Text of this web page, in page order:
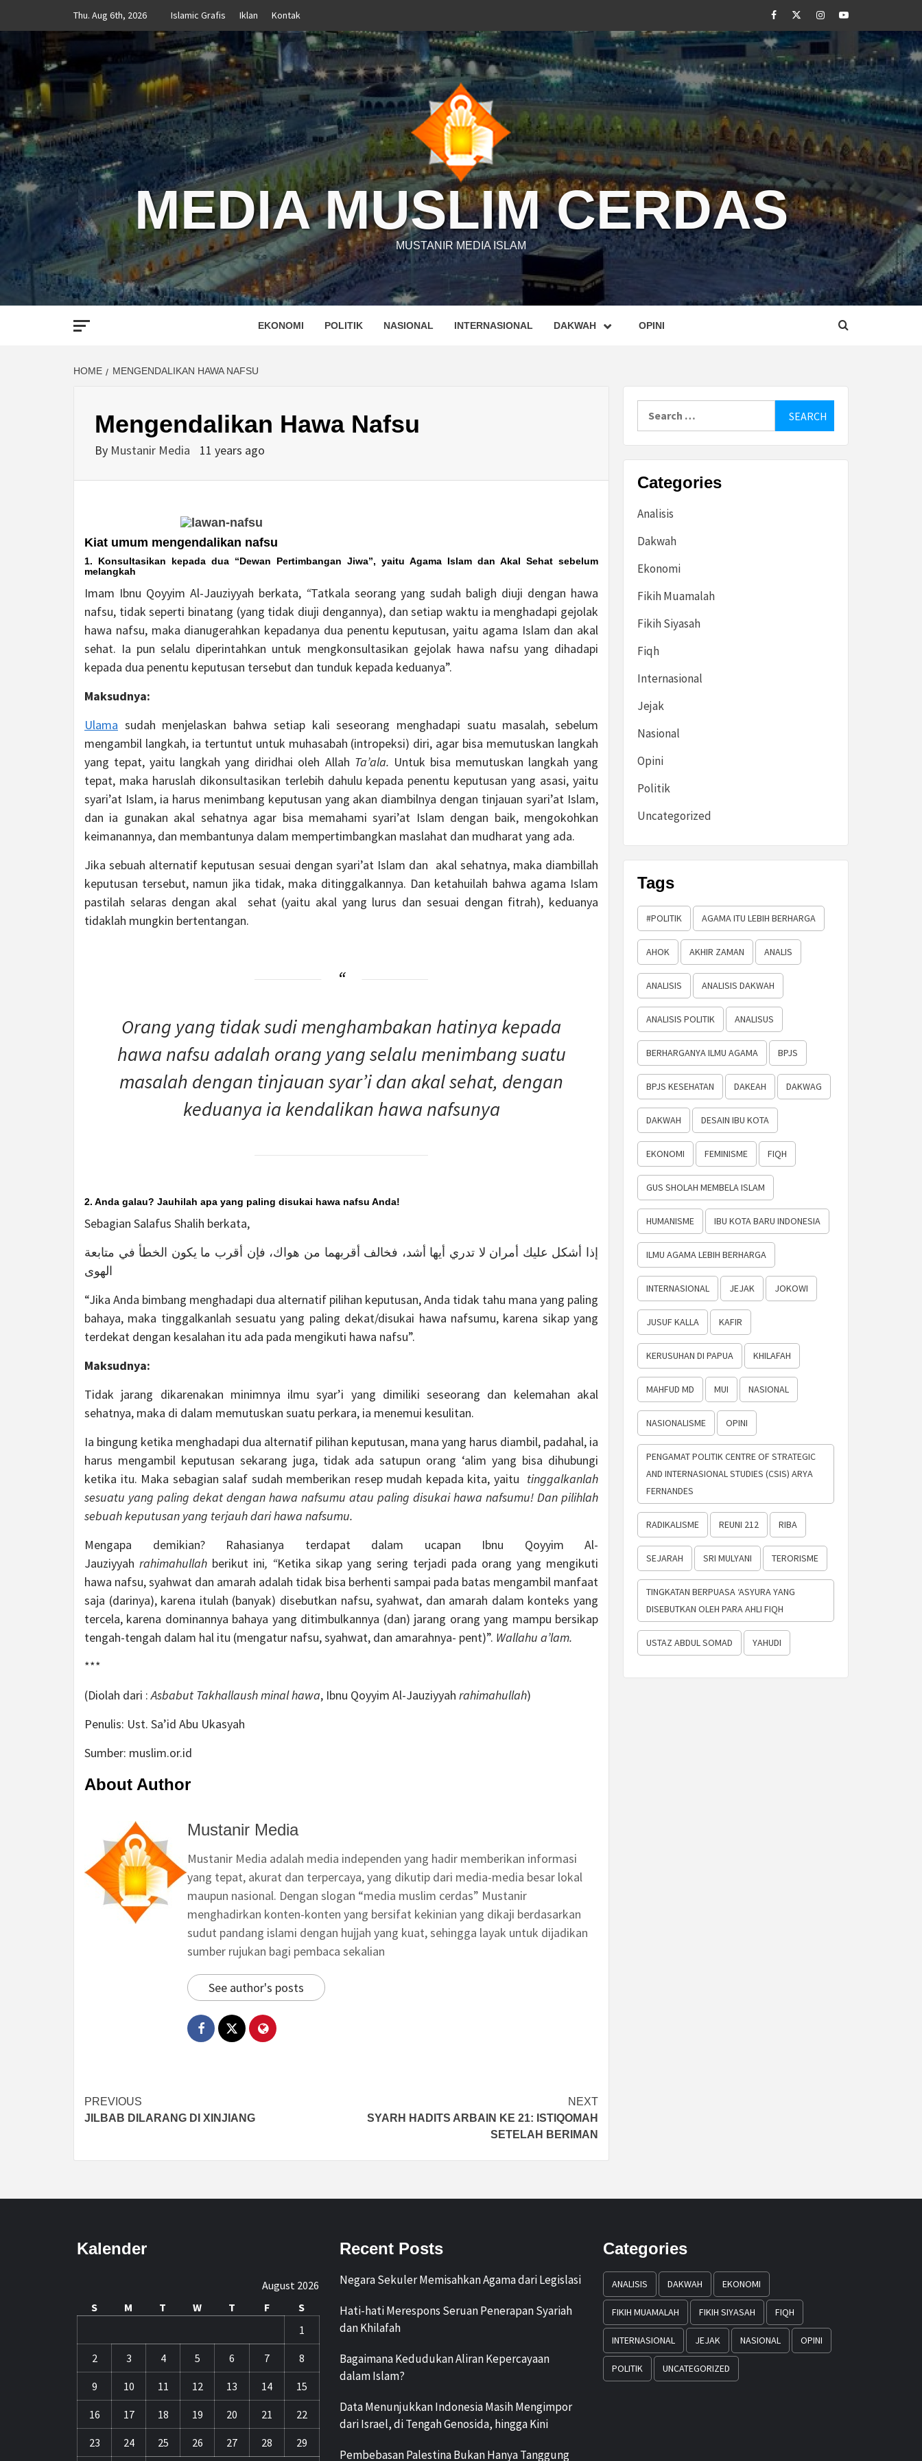
Thu. Aug 6th, 2026 Islamic Grafis Iklan Kontak FacebookTwitterInstagram
Youtube
MEDIA MUSLIM CERDAS
MUSTANIR MEDIA ISLAM
EKONOMI POLITIK NASIONAL INTERNASIONAL DAKWAH OPINI
HOME MENGENDALIKAN HAWA NAFSU
Mengendalikan Hawa Nafsu
By Mustanir Media 11 years ago
Kiat umum mengendalikan nafsu
1. Konsultasikan kepada dua “Dewan Pertimbangan Jiwa”, yaitu Agama Islam dan Akal Sehat sebelum
melangkah
Imam Ibnu Qoyyim Al-Jauziyyah berkata, “Tatkala seorang yang sudah baligh diuji dengan hawa
nafsu, tidak seperti binatang (yang tidak diuji dengannya), dan setiap waktu ia menghadapi gejolak
hawa nafsu, maka dianugerahkan kepadanya dua penentu keputusan, yaitu agama Islam dan akal
sehat. Ia pun selalu diperintahkan untuk mengkonsultasikan gejolak hawa nafsu yang dihadapi
kepada dua penentu keputusan tersebut dan tunduk kepada keduanya”.
Maksudnya:
Ulama sudah menjelaskan bahwa setiap kali seseorang menghadapi suatu masalah, sebelum
mengambil langkah, ia tertuntut untuk muhasabah (intropeksi) diri, agar bisa memutuskan langkah
yang tepat, yaitu langkah yang diridhai oleh Allah Ta’ala. Untuk bisa memutuskan langkah yang
tepat, maka haruslah dikonsultasikan terlebih dahulu kepada penentu keputusan yang asasi, yaitu
syari’at Islam, ia harus menimbang keputusan yang akan diambilnya dengan tinjauan syari’at Islam,
dan ia gunakan akal sehatnya agar bisa memahami syari’at Islam dengan baik, mengokohkan
keimanannya, dan membantunya dalam mempertimbangkan maslahat dan mudharat yang ada.
Jika sebuah alternatif keputusan sesuai dengan syari’at Islam dan akal sehatnya, maka diambillah
keputusan tersebut, namun jika tidak, maka ditinggalkannya. Dan ketahuilah bahwa agama Islam
pastilah selaras dengan akal sehat (yaitu akal yang lurus dan sesuai dengan fitrah), keduanya
tidaklah mungkin bertentangan.
Orang yang tidak sudi menghambakan hatinya kepada
hawa nafsu adalah orang yang selalu menimbang suatu
masalah dengan tinjauan syar’i dan akal sehat, dengan
keduanya ia kendalikan hawa nafsunya
2. Anda galau? Jauhilah apa yang paling disukai hawa nafsu Anda!
Sebagian Salafus Shalih berkata,
إذا أشكل عليك أمران لا تدري أيها أشد، فخالف أقربهما من هواك، فإن أقرب ما يكون الخطأ في متابعة
الهوى
“Jika Anda bimbang menghadapi dua alternatif pilihan keputusan, Anda tidak tahu mana yang paling
bahaya, maka tinggalkanlah sesuatu yang paling dekat/disukai hawa nafsumu, karena sikap yang
terdekat dengan kesalahan itu ada pada mengikuti hawa nafsu”.
Maksudnya:
Tidak jarang dikarenakan minimnya ilmu syar’i yang dimiliki seseorang dan kelemahan akal
sehatnya, maka di dalam memutuskan suatu perkara, ia menemui kesulitan.
Ia bingung ketika menghadapi dua alternatif pilihan keputusan, mana yang harus diambil, padahal, ia
harus mengambil keputusan sekarang juga, tidak ada satupun orang ‘alim yang bisa dihubungi
ketika itu. Maka sebagian salaf sudah memberikan resep mudah kepada kita, yaitu tinggalkanlah
sesuatu yang paling dekat dengan hawa nafsumu atau paling disukai hawa nafsumu! Dan pilihlah
sebuah keputusan yang terjauh dari hawa nafsumu.
Mengapa demikian? Rahasianya terdapat dalam ucapan Ibnu Qoyyim Al-
Jauziyyah rahimahullah berikut ini, “Ketika sikap yang sering terjadi pada orang yang mengikuti
hawa nafsu, syahwat dan amarah adalah tidak bisa berhenti sampai pada batas mengambil manfaat
saja (darinya), karena itulah (banyak) disebutkan nafsu, syahwat, dan amarah dalam konteks yang
tercela, karena dominannya bahaya yang ditimbulkannya (dan) jarang orang yang mampu bersikap
tengah-tengah dalam hal itu (mengatur nafsu, syahwat, dan amarahnya- pent)”. Wallahu a’lam.
***
(Diolah dari :Asbabut Takhallaush minal hawa, Ibnu Qoyyim Al-Jauziyyah rahimahullah)
Penulis: Ust. Sa’id Abu Ukasyah
Sumber: muslim.or.id
About Author
Mustanir Media
Mustanir Media adalah media independen yang hadir memberikan informasi
yang tepat, akurat dan terpercaya, yang dikutip dari media-media besar lokal
maupun nasional. Dengan slogan “media muslim cerdas” Mustanir
menghadirkan konten-konten yang bersifat kekinian yang dikaji berdasarkan
sudut pandang islami dengan hujjah yang kuat, sehingga layak untuk dijadikan
sumber rujukan bagi pembaca sekalian
See author's posts
Post
navigation
PREVIOUS
JILBAB DILARANG DI XINJIANG
NEXT
SYARH HADITS ARBAIN KE 21: ISTIQOMAH
SETELAH BERIMAN
Categories
Analisis
Dakwah
Ekonomi
Fikih Muamalah
Fikih Siyasah
Fiqh
Internasional
Jejak
Nasional
Opini
Politik
Uncategorized
Tags
#POLITIK AGAMA ITU LEBIH BERHARGA
AHOK AKHIR ZAMAN ANALIS
ANALISIS ANALISIS DAKWAH
ANALISIS POLITIK ANALISUS
BERHARGANYA ILMU AGAMA BPJS
BPJS KESEHATAN DAKEAH DAKWAG
DAKWAH DESAIN IBU KOTA
EKONOMI FEMINISME FIQH
GUS SHOLAH MEMBELA ISLAM
HUMANISME IBU KOTA BARU INDONESIA
ILMU AGAMA LEBIH BERHARGA
INTERNASIONAL JEJAK JOKOWI
JUSUF KALLA KAFIR
KERUSUHAN DI PAPUA KHILAFAH
MAHFUD MD MUI NASIONAL
NASIONALISME OPINI
PENGAMAT POLITIK CENTRE OF STRATEGIC
AND INTERNASIONAL STUDIES (CSIS) ARYA
FERNANDES
RADIKALISME REUNI 212 RIBA
SEJARAH SRI MULYANI TERORISME
TINGKATAN BERPUASA ‘ASYURA YANG
DISEBUTKAN OLEH PARA AHLI FIQH
USTAZ ABDUL SOMAD YAHUDI
Kalender
August 2026
S
M T W T F
S
1
2 3 4 5 6 7 8
9 10 11 12 13 14 15
16 17 18 19 20 21 22
23 24 25 26 27 28 29
Recent Posts
Negara Sekuler Memisahkan Agama dari Legislasi
Hati-hati Merespons Seruan Penerapan Syariah
dan Khilafah
Bagaimana Kedudukan Aliran Kepercayaan
dalam Islam?
Data Menunjukkan Indonesia Masih Mengimpor
dari Israel, di Tengah Genosida, hingga Kini
Pembebasan Palestina Bukan Hanya Tanggung
Categories
ANALISIS DAKWAH EKONOMI
FIKIH MUAMALAH FIKIH SIYASAH FIQH
INTERNASIONAL JEJAK NASIONAL OPINI
POLITIK UNCATEGORIZED